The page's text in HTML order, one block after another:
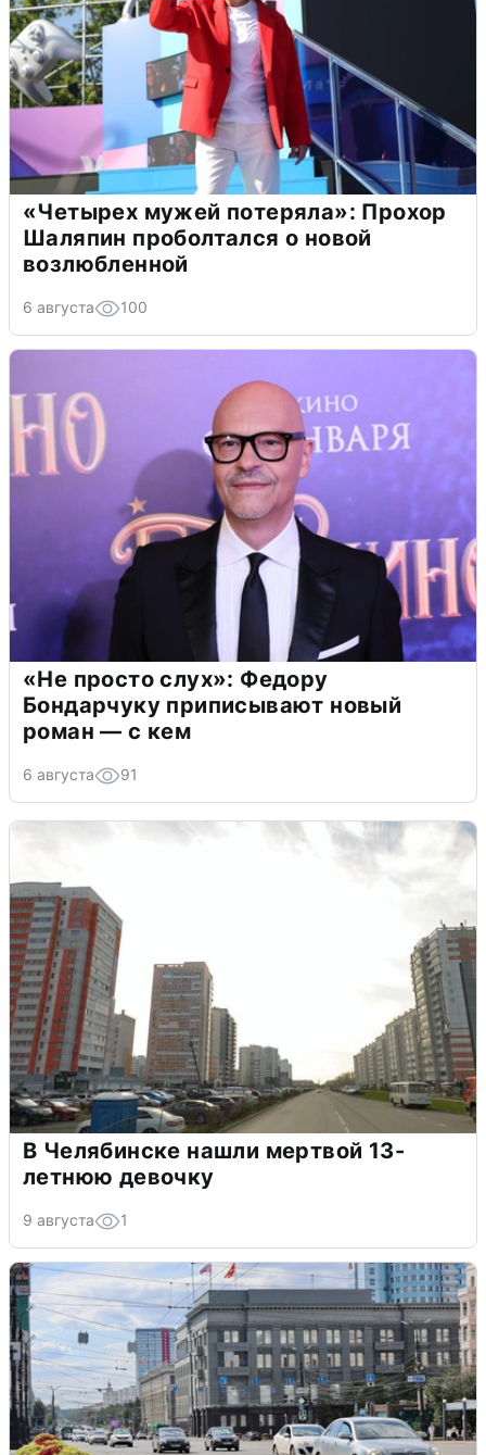
«Четырех мужей потеряла»: Прохор
Шаляпин проболтался о новой
возлюбленной
6 августа 100
«Не просто слух»: Федору
Бондарчуку приписывают новый
роман — с кем
6 августа 91
В Челябинске нашли мертвой 13-
летнюю девочку
9 августа 1